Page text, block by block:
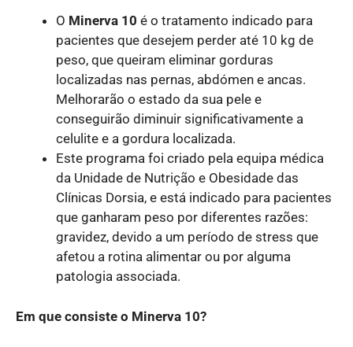
O Minerva 10 é o tratamento indicado para
pacientes que desejem perder até 10 kg de
peso, que queiram eliminar gorduras
localizadas nas pernas, abdómen e ancas.
Melhorarão o estado da sua pele e
conseguirão diminuir significativamente a
celulite e a gordura localizada.
Este programa foi criado pela equipa médica
da Unidade de Nutrição e Obesidade das
Clínicas Dorsia, e está indicado para pacientes
que ganharam peso por diferentes razões:
gravidez, devido a um período de stress que
afetou a rotina alimentar ou por alguma
patologia associada.
Em que consiste o Minerva 10?